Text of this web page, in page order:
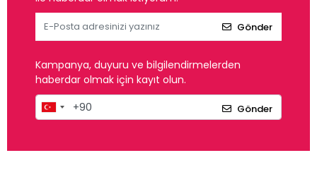
Gönder
Kampanya, duyuru ve bilgilendirmelerden
haberdar olmak için kayıt olun.
Gönder